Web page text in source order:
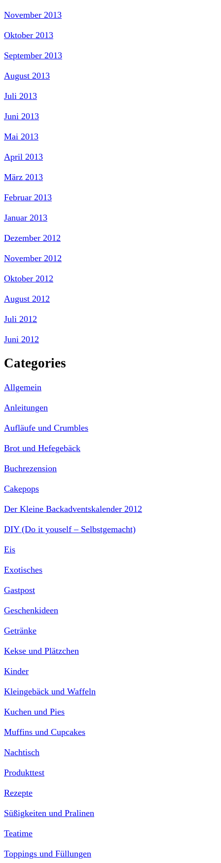
November 2013
Oktober 2013
September 2013
August 2013
Juli 2013
Juni 2013
Mai 2013
April 2013
März 2013
Februar 2013
Januar 2013
Dezember 2012
November 2012
Oktober 2012
August 2012
Juli 2012
Juni 2012
Categories
Allgemein
Anleitungen
Aufläufe und Crumbles
Brot und Hefegebäck
Buchrezension
Cakepops
Der Kleine Backadventskalender 2012
DIY (Do it youself – Selbstgemacht)
Eis
Exotisches
Gastpost
Geschenkideen
Getränke
Kekse und Plätzchen
Kinder
Kleingebäck und Waffeln
Kuchen und Pies
Muffins und Cupcakes
Nachtisch
Produkttest
Rezepte
Süßigkeiten und Pralinen
Teatime
Toppings und Füllungen